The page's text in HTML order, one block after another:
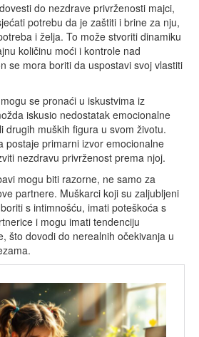
do nezdrave privrženosti majci,
potrebu da je zaštiti i brine za nju,
i želja. To može stvoriti dinamiku
količinu moći i kontrole nad
se mora boriti da uspostavi svoj vlastiti
se pronaći u iskustvima iz
iskusio nedostatak emocionalne
drugih muških figura u svom životu.
postaje primarni izvor emocionalne
nezdravu privrženost prema njoj.
mogu biti razorne, ne samo za
partnere. Muškarci koji su zaljubljeni
s intimnošću, imati poteškoća s
i mogu imati tendenciju
što dovodi do nerealnih očekivanja u